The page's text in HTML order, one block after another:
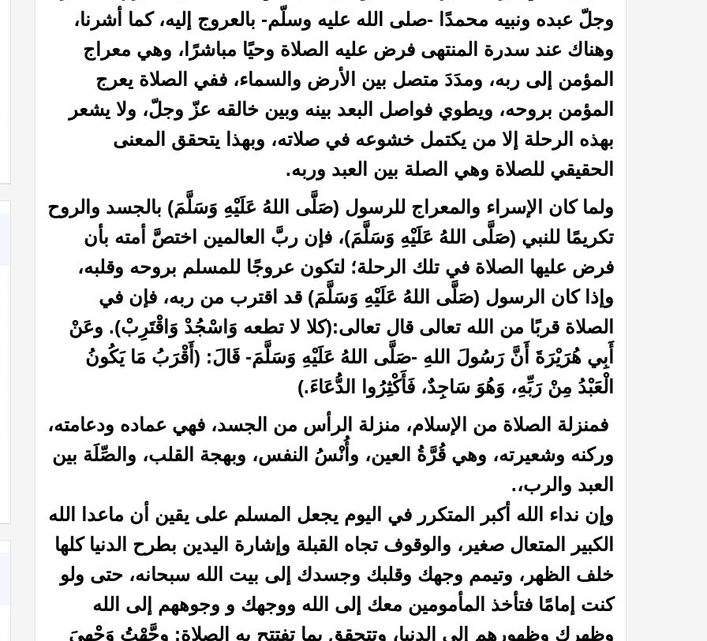
وجلّ عبده ونبيه محمدًا -صلى الله عليه وسلّم- بالعروج إليه، كما أشرنا،
وهناك عند سدرة المنتهى فرض عليه الصلاة وحيًا مباشرًا، وهي معراج
المؤمن إلى ربه، ومدَدَ متصل بين الأرض والسماء، ففي الصلاة يعرج
المؤمن بروحه، ويطوي فواصل البعد بينه وبين خالقه عزّ وجلّ، ولا يشعر
بهذه الرحلة إلا من يكتمل خشوعه في صلاته، وبهذا يتحقق المعنى
الحقيقي للصلاة وهي الصلة بين العبد وربه.
ولما كان الإسراء والمعراج للرسول (صَلَّى اللهُ عَلَيْهِ وَسَلَّمَ) بالجسد والروح
تكريمًا للنبي (صَلَّى اللهُ عَلَيْهِ وَسَلَّمَ)، فإن ربَّ العالمين اختصَّ أمته بأن
فرض عليها الصلاة في تلك الرحلة؛ لتكون عروجًا للمسلم بروحه وقلبه،
وإذا كان الرسول (صَلَّى اللهُ عَلَيْهِ وَسَلَّمَ) قد اقترب من ربه، فإن في
الصلاة قربًا من الله تعالى قال تعالى:(كلا لا تطعه وَاسْجُدْ وَاقْتَرِبْ). وعَنْ
أَبِي هُرَيْرَةَ أَنَّ رَسُولَ اللهِ -صَلَّى اللهُ عَلَيْهِ وَسَلَّمَ- قَالَ: (أَقْرَبُ مَا يَكُونُ
الْعَبْدُ مِنْ رَبِّهِ، وَهُوَ سَاجِدٌ، فَأَكْثِرُوا الدُّعَاءَ.)
فمنزلة الصلاة من الإسلام، منزلة الرأس من الجسد، فهي عماده ودعامته،
وركنه وشعيرته، وهي قُرَّةُ العين، وأُنْسُ النفس، وبهجة القلب، والصِّلَة بين
العبد والرب،.
وإن نداء الله أكبر المتكرر في اليوم يجعل المسلم على يقين أن ماعدا الله
الكبير المتعال صغير، والوقوف تجاه القبلة وإشارة اليدين بطرح الدنيا كلها
خلف الظهر، وتيمم وجهك وقلبك وجسدك إلى بيت الله سبحانه، حتى ولو
كنت إمامًا فتأخذ المأمومين معك إلى الله ووجهك و وجوههم إلى الله
وظهرك وظهورهم إلى الدنيا، وتتحقق بما تفتتح به الصلاة: وجَّهْتُ وَجْهيَ
عظمة الله رب العالمين: (25) قال الله عز وجل : يؤذيني ابن آدم يسب الدهر كتاب خواطر إيمانية حول عظمة الله رب العالمين
على كثير ممن لبس الثياب أوباما من صحابة الرسول ؟؟!! كبسولة بالأذن